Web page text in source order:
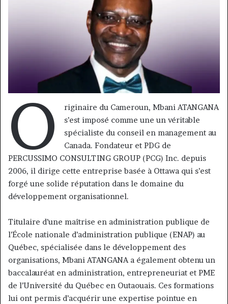
O
riginaire du Cameroun, Mbani ATANGANA
s’est imposé comme une un véritable
spécialiste du conseil en management au
Canada. Fondateur et PDG de
PERCUSSIMO CONSULTING GROUP (PCG) Inc. depuis
2006, il dirige cette entreprise basée à Ottawa qui s’est
forgé une solide réputation dans le domaine du
développement organisationnel.
Titulaire d’une maîtrise en administration publique de
l’École nationale d’administration publique (ENAP) au
Québec, spécialisée dans le développement des
organisations, Mbani ATANGANA a également obtenu un
baccalauréat en administration, entrepreneuriat et PME
de l’Université du Québec en Outaouais. Ces formations
lui ont permis d’acquérir une expertise pointue en